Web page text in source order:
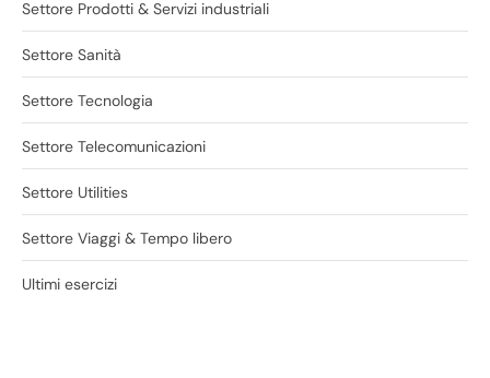
Settore Prodotti & Servizi industriali
Settore Sanità
Settore Tecnologia
Settore Telecomunicazioni
Settore Utilities
Settore Viaggi & Tempo libero
Ultimi esercizi